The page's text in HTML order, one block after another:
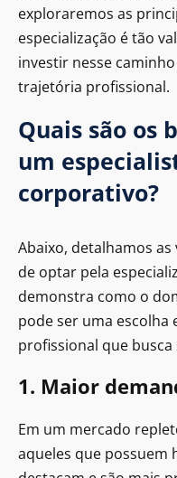
exploraremos as
especialização é tão
investir nesse
trajetória profissional.
Quais são os
um
corporativo?
Abaixo, detalhamos
de optar pela
demonstra como o
pode ser uma
profissional que busca
1. Maior
Em um mercado
aqueles que possuem